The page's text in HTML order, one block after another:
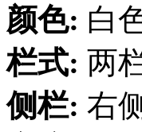
颜色: 白
栏式: 两
侧栏: 右